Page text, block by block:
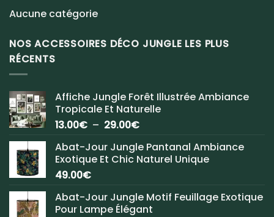
Aucune catégorie
NOS ACCESSOIRES DÉCO JUNGLE LES PLUS
RÉCENTS
Affiche Jungle Forêt Illustrée Ambiance
Tropicale Et Naturelle
13.00€ – 29.00€Plage
prix :
13.00€
Abat-Jour Jungle Pantanal Ambiance
Exotique Et Chic Naturel Unique
49.00€
Abat-Jour Jungle Motif Feuillage Exotique
Pour Lampe Élégant